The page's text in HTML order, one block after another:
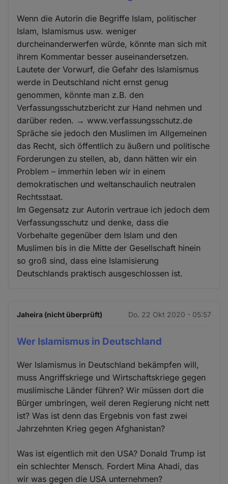
Wenn die Autorin die Begriffe Islam, politischer
Islam, Islamismus usw. weniger
durcheinanderwerfen würde, könnte man sich mit
ihrem Kommentar besser auseinandersetzen.
Lautete der Vorwurf, die Gefahr des Islamismus
werde in Deutschland nicht ernst genug
genommen, könnte man z.B. den
Verfassungsschutzbericht zur Hand nehmen und
darüber reden. → www.verfassungsschutz.de
Spräche sie jedoch den Muslimen im Allgemeinen
das Recht, sich öffentlich zu äußern und politische
Forderungen zu stellen, ab, dann hätten wir ein
Problem – immerhin leben wir in einem
demokratischen und weltanschaulich neutralen
Rechtsstaat.
Im Gegensatz zur Autorin vertraue ich jedoch dem
Verfassungsschutz und denke, dass die
Vorbehalte gegenüber dem Islam und den
Muslimen bis in die Mitte der Gesellschaft hinein
so groß sind, dass eine Islamisierung
Deutschlands praktisch ausgeschlossen ist.
Jaheira (nicht überprüft) Do. 22 Okt 2020 - 05:57
Wer Islamismus in Deutschland
Wer Islamismus in Deutschland bekämpfen will,
muss Angriffskriege und Wirtschaftskriege gegen
muslimische Länder führen? Wir müssen dort die
Bürger umbringen, weil deren Regierung nicht nett
ist? Was ist denn das Ergebnis von fast zwei
Jahrzehnten Krieg gegen Afghanistan?
Was ist eigentlich mit den USA? Donald Trump ist
ein schlechter Mensch. Fordert Mina Ahadi, das
wir was gegen die USA unternehmen?